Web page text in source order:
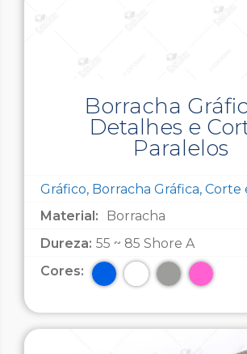
Borracha
Detalhes e
Paralelos
Gráfico, Borracha Gráfica, Corte
Material:
Borracha
Dureza: 55 ~ 85 Shore A
Cores: